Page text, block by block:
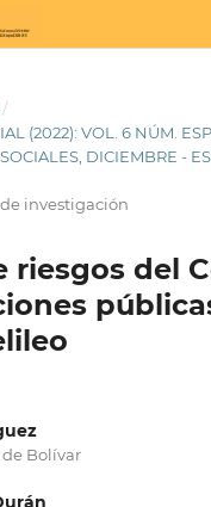
/
(2022): VOL. 6 NÚM.
DICIEMBRE -
investigación
riesgos del
Bolívar